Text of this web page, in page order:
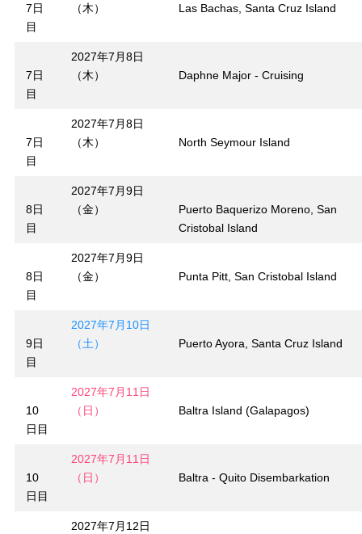
7日
目
（木）
Las Bachas, Santa Cruz Island
7日
目
2027年7月8日
（木）
Daphne Major - Cruising
7日
目
2027年7月8日
（木）
North Seymour Island
8日
目
2027年7月9日
（金）
Puerto Baquerizo Moreno, San
Cristobal Island
8日
目
2027年7月9日
（金）
Punta Pitt, San Cristobal Island
9日
目
2027年7月10日
（土）
Puerto Ayora, Santa Cruz Island
10
日目
2027年7月11日
（日）
Baltra Island (Galapagos)
10
日目
2027年7月11日
（日）
Baltra - Quito Disembarkation
2027年7月12日